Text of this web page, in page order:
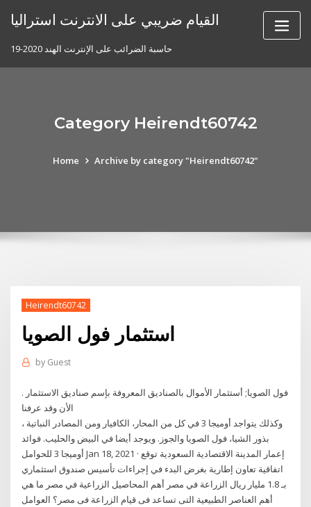
القيام ضريبي على الانترنت استراليا
حاسبة الضرائب على الإنترنت الهند 2020-19
Category Heirendt60742
Home Archive by category "Heirendt60742"
Heirendt60742
استثمار فول الصويا
by Guest
فول الصويا; أستثمار الأموال بالصناديق المعروفة بإسم صناديق الاستثمار .
الأن وقد عرفنا
وكذلك يتواجد أوميجا 3 في كل من المحار، الكافيار ومن المصادر النباتية ،
بذور الشيا، فول الصويا والجوز. ويوجد أيضا في البيض والحليب. فوائد
أوميجا 3 للحوامل Jan 18, 2021 · إعمار المدينة الاقتصادية السعودية توقع
اتفاقية تعاون إطارية بغرض البدء في إجراءات تأسيس صندوق استثماري
بـ 1.8 مليار ريال الزراعة في مصر أهم المحاصيل الزراعية في مصر ما هي
أهم العناصر الطبيعية التى تساعد فى قيام الزراعة فى مصر؟ العوامل